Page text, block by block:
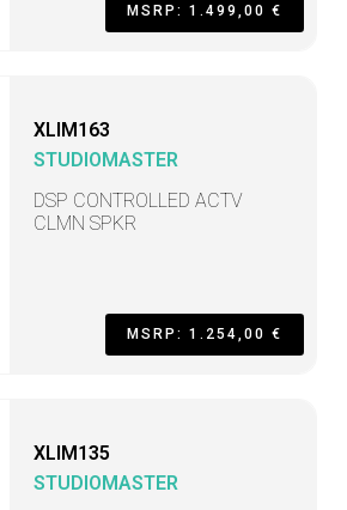
MSRP: 1.499,00 €
XLIM163
STUDIOMASTER
DSP CONTROLLED ACTV
CLMN SPKR
MSRP: 1.254,00 €
XLIM135
STUDIOMASTER